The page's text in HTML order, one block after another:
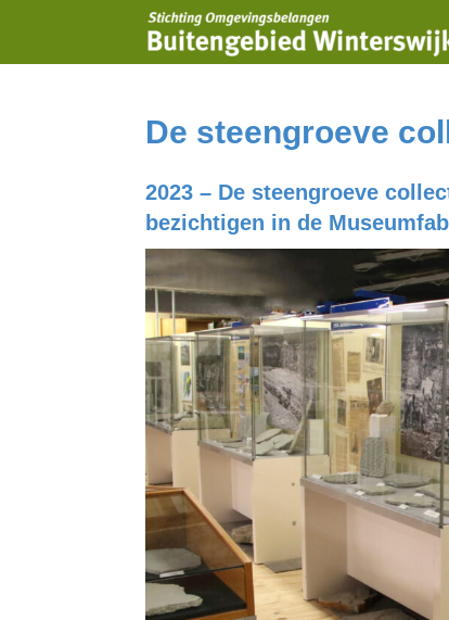
De steengroeve
2023 – De steengroeve
bezichtigen in de